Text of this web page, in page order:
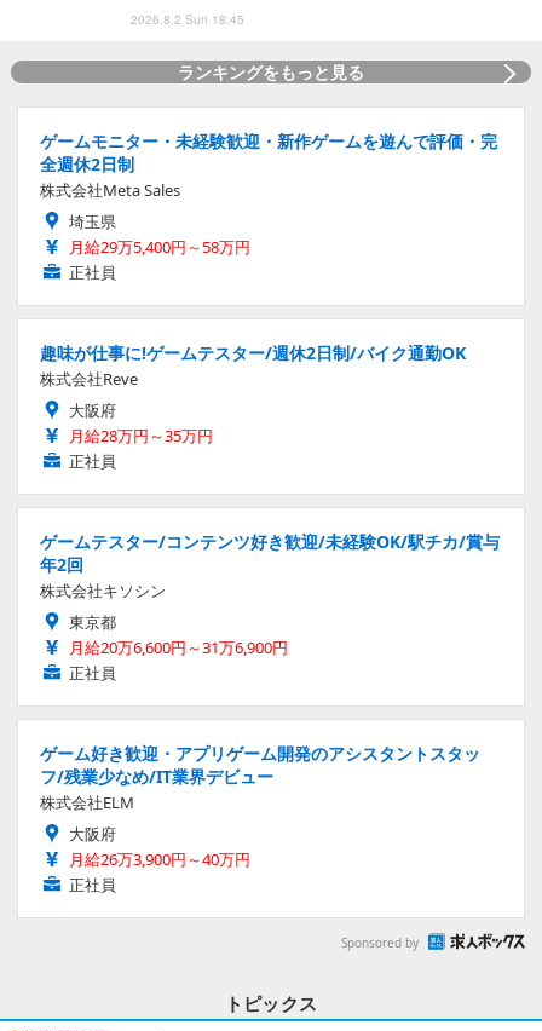
2026.8.2 Sun 18:45
ランキングをもっと見る
ゲームモニター・未経験歓迎・新作ゲームを遊んで評価・完
全週休2日制
株式会社Meta Sales
埼玉県
月給29万5,400円～58万円
正社員
趣味が仕事に!ゲームテスター/週休2日制/バイク通勤OK
株式会社Reve
大阪府
月給28万円～35万円
正社員
ゲームテスター/コンテンツ好き歓迎/未経験OK/駅チカ/賞与
年2回
株式会社キソシン
東京都
月給20万6,600円～31万6,900円
正社員
ゲーム好き歓迎・アプリゲーム開発のアシスタントスタッ
フ/残業少なめ/IT業界デビュー
株式会社ELM
大阪府
月給26万3,900円～40万円
正社員
Sponsored by
トピックス